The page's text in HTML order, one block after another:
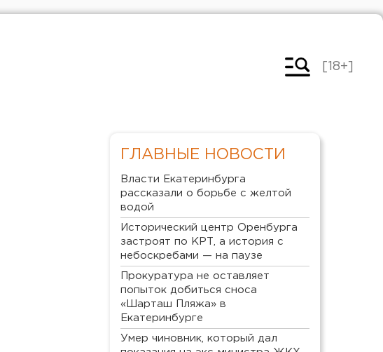
[18+]
ГЛАВНЫЕ НОВОСТИ
Власти Екатеринбурга
рассказали о борьбе с желтой
водой
Исторический центр Оренбурга
застроят по КРТ, а история с
небоскребами — на паузе
Прокуратура не оставляет
попыток добиться сноса
«Шарташ Пляжа» в
Екатеринбурге
Умер чиновник, который дал